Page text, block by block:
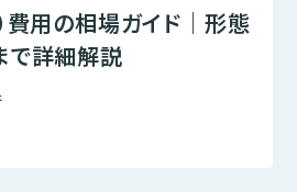
費用の相場ガイド｜形態
で詳細解説